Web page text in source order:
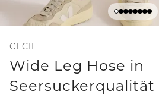
CECIL
Wide Leg Hose in
Seersuckerqualität